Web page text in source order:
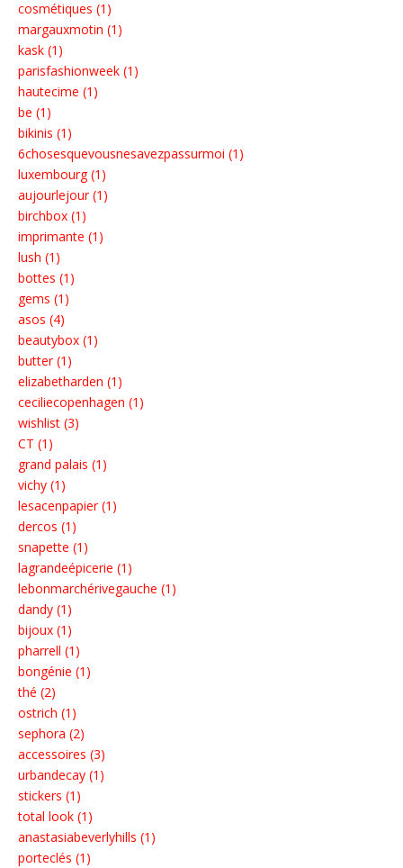
cosmétiques (1)
margauxmotin (1)
kask (1)
parisfashionweek (1)
hautecime (1)
be (1)
bikinis (1)
6chosesquevousnesavezpassurmoi (1)
luxembourg (1)
aujourlejour (1)
birchbox (1)
imprimante (1)
lush (1)
bottes (1)
gems (1)
asos (4)
beautybox (1)
butter (1)
elizabetharden (1)
ceciliecopenhagen (1)
wishlist (3)
CT (1)
grand palais (1)
vichy (1)
lesacenpapier (1)
dercos (1)
snapette (1)
lagrandeépicerie (1)
lebonmarchérivegauche (1)
dandy (1)
bijoux (1)
pharrell (1)
bongénie (1)
thé (2)
ostrich (1)
sephora (2)
accessoires (3)
urbandecay (1)
stickers (1)
total look (1)
anastasiabeverlyhills (1)
porteclés (1)